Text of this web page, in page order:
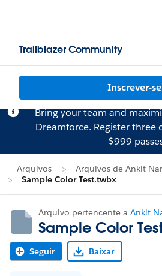
Trailblazer Community
Inscrever-se
Bring your team and
Dreamforce. Registerthree
$999
Arquivos
Arquivos de Ankit
Sample Color Test.twbx
Arquivo pertencente a Ankit
Sample Color
Seguir Baixar